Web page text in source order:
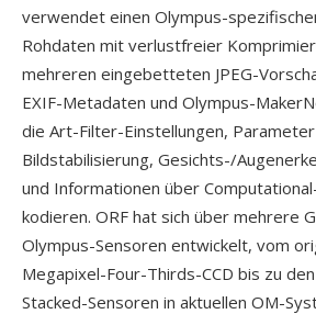
verwendet einen Olympus-
Rohdaten mit verlustfreier
mehreren eingebetteten JPEG-
EXIF-Metadaten und Olympus-
die Art-Filter-Einstellungen,
Bildstabilisierung, Gesichts-/
und Informationen über
kodieren. ORF hat sich über mehrere
Olympus-Sensoren entwickelt, vom
Megapixel-Four-Thirds-CCD bis zu
Stacked-Sensoren in aktuellen OM-